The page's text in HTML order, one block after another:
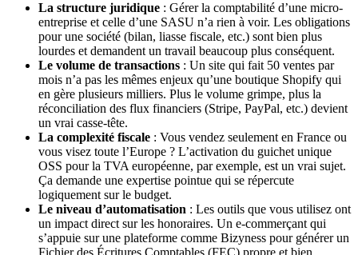
La structure juridique : Gérer la comptabilité d’une micro-
entreprise et celle d’une SASU n’a rien à voir. Les obligations
pour une société (bilan, liasse fiscale, etc.) sont bien plus
lourdes et demandent un travail beaucoup plus conséquent.
Le volume de transactions : Un site qui fait 50 ventes par
mois n’a pas les mêmes enjeux qu’une boutique Shopify qui
en gère plusieurs milliers. Plus le volume grimpe, plus la
réconciliation des flux financiers (Stripe, PayPal, etc.) devient
un vrai casse-tête.
La complexité fiscale : Vous vendez seulement en France ou
vous visez toute l’Europe ? L’activation du guichet unique
OSS pour la TVA européenne, par exemple, est un vrai sujet.
Ça demande une expertise pointue qui se répercute
logiquement sur le budget.
Le niveau d’automatisation : Les outils que vous utilisez ont
un impact direct sur les honoraires. Un e-commerçant qui
s’appuie sur une plateforme comme Bizyness pour générer un
Fichier des Écritures Comptables (FEC) propre et bien